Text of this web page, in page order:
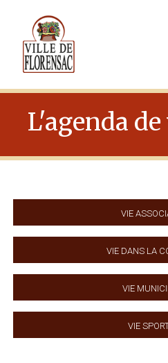
L'agenda
Vie
Vie dans la
Vie
Vie